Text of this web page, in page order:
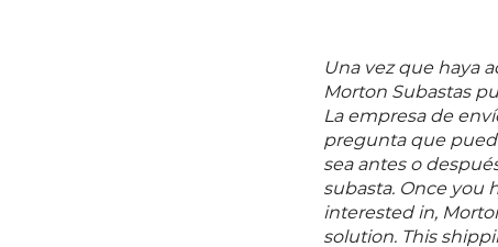
Una vez que haya
Morton Subastas
La empresa de
pregunta que
sea antes o
subasta. Once you
interested in,
solution. This